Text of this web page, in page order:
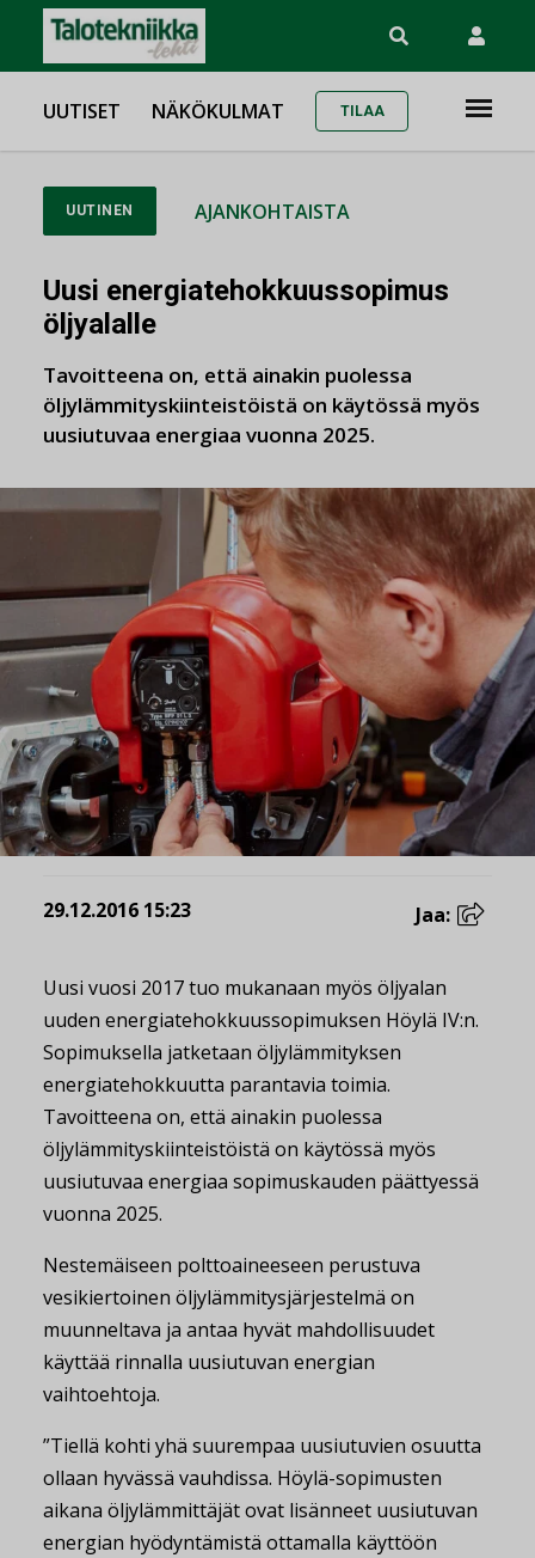
UUTISET NÄKÖKULMAT TILAA
UUTINEN AJANKOHTAISTA
Uusi energiatehokkuussopimus
öljyalalle
Tavoitteena on, että ainakin puolessa
öljylämmityskiinteistöistä on käytössä myös
uusiutuvaa energiaa vuonna 2025.
29.12.2016 15:23 Jaa:
Uusi vuosi 2017 tuo mukanaan myös öljyalan
uuden energiatehokkuussopimuksen Höylä IV:n.
Sopimuksella jatketaan öljylämmityksen
energiatehokkuutta parantavia toimia.
Tavoitteena on, että ainakin puolessa
öljylämmityskiinteistöistä on käytössä myös
uusiutuvaa energiaa sopimuskauden päättyessä
vuonna 2025.
Nestemäiseen polttoaineeseen perustuva
vesikiertoinen öljylämmitysjärjestelmä on
muunneltava ja antaa hyvät mahdollisuudet
käyttää rinnalla uusiutuvan energian
vaihtoehtoja.
”Tiellä kohti yhä suurempaa uusiutuvien osuutta
ollaan hyvässä vauhdissa. Höylä-sopimusten
aikana öljylämmittäjät ovat lisänneet uusiutuvan
energian hyödyntämistä ottamalla käyttöön